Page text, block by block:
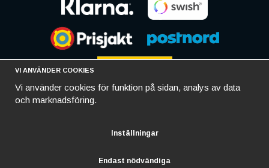
VI ANVÄNDER COOKIES
Vi använder cookies för funktion på sidan, analys av data
och marknadsföring.
Inställningar
Endast nödvändiga